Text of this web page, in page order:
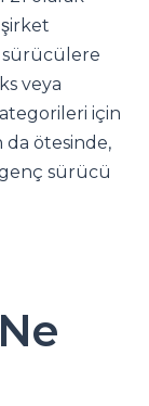
şirket
sürücülere
veya
için
da ötesinde,
sürücü